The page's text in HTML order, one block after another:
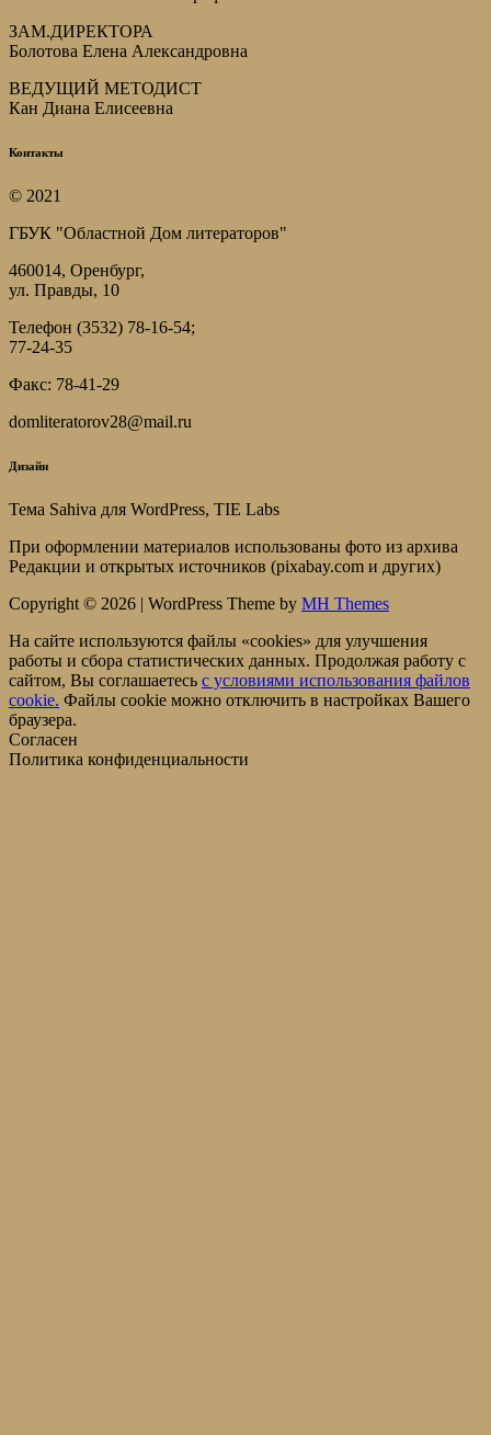
ЗАМ.ДИРЕКТОРА
Болотова Елена Александровна
ВЕДУЩИЙ МЕТОДИСТ
Кан Диана Елисеевна
Контакты
© 2021
ГБУК "Областной Дом литераторов"
460014, Оренбург,
ул. Правды, 10
Телефон (3532) 78-16-54;
77-24-35
Факс: 78-41-29
domliteratorov28@mail.ru
Дизайн
Тема Sahiva для WordPress, TIE Labs
При оформлении материалов использованы фото из архива
Редакции и открытых источников (pixabay.com и других)
Copyright © 2026 | WordPress Theme by MH Themes
На сайте используются файлы «cookies» для улучшения
работы и сбора статистических данных. Продолжая работу с
сайтом, Вы соглашаетесь c условиями использования файлов
cookie. Файлы cookie можно отключить в настройках Вашего
браузера.
Согласен
Политика конфиденциальности